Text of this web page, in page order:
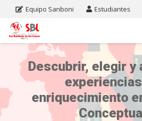
Equipo Sanboni Estudiantes
Descubrir, elegir y
enriquecimiento